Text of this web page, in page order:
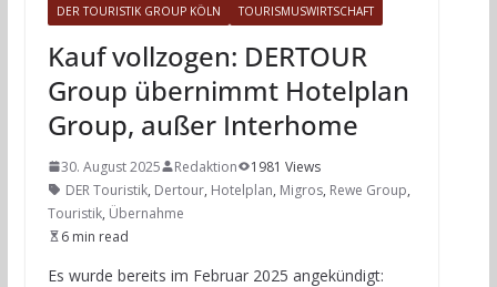
DER TOURISTIK GROUP KÖLN TOURISMUSWIRTSCHAFT
Kauf vollzogen: DERTOUR
Group übernimmt Hotelplan
Group, außer Interhome
30. August 2025 Redaktion
1981 Views
DER Touristik, Dertour, Hotelplan, Migros, Rewe Group,
Touristik, Übernahme
6 min read
Es wurde bereits im Februar 2025 angekündigt: